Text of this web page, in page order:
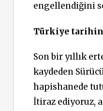
engellendiğini
Türkiye
Son bir yıllık
kaydeden
hapishanede
İtiraz ediyoruz,